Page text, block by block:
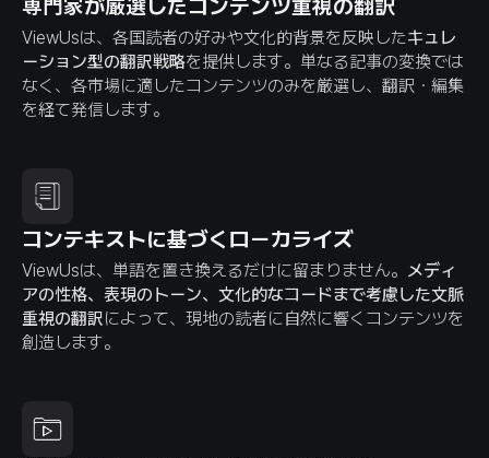
専門家が厳選したコンテンツ重視の翻訳
ViewUsは、各国読者の好みや文化的背景を反映したキュレ
ーション型の翻訳戦略を提供します。単なる記事の変換では
なく、各市場に適したコンテンツのみを厳選し、翻訳・編集
を経て発信します。
コンテキストに基づくローカライズ
ViewUsは、単語を置き換えるだけに留まりません。 メディ
アの性格、表現のトーン、文化的なコードまで考慮した文脈
重視の翻訳によって、現地の読者に自然に響くコンテンツを
創造します。